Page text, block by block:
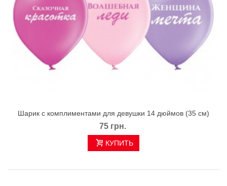
Шарик с комплиментами для девушки 14 дюймов (35 см)
75 грн.
КУПИТЬ